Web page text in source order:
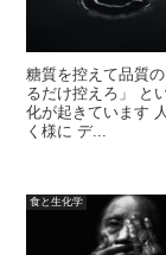
糖質を控えて品質
るだけ控えろ」 と
化が起きています
く様に デ...
食と生化学